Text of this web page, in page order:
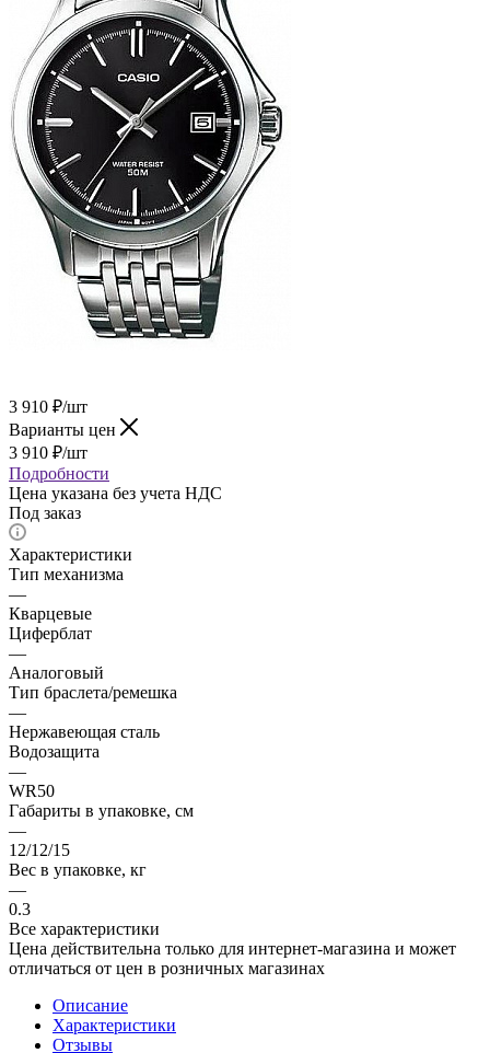
3 910 ₽/шт
Варианты цен
3 910 ₽/шт
Подробности
Цена указана без учета НДС
Под заказ
Характеристики
Тип механизма
—
Кварцевые
Циферблат
—
Аналоговый
Тип браслета/ремешка
—
Нержавеющая сталь
Водозащита
—
WR50
Габариты в упаковке, см
—
12/12/15
Вес в упаковке, кг
—
0.3
Все характеристики
Цена действительна только для интернет-магазина и может
отличаться от цен в розничных магазинах
Описание
Характеристики
Отзывы